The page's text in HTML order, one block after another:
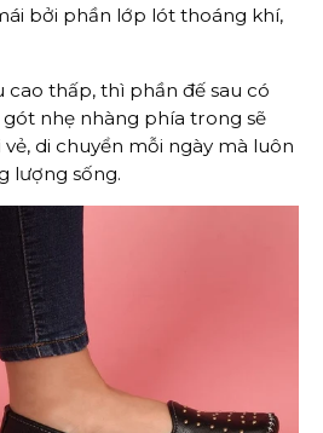
bởi phần lớp lót thoáng khí,
cao thấp, thì phần đế sau có
nhẹ nhàng phía trong sẽ
di chuyển mỗi ngày mà luôn
lượng sống.